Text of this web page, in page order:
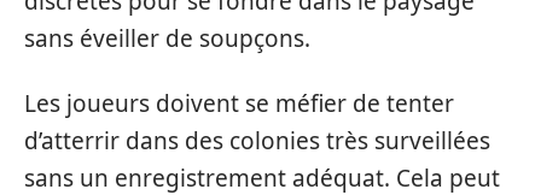
sans éveiller de soupçons.
Les joueurs doivent se méfier de tenter
d’atterrir dans des colonies très surveillées
sans un enregistrement adéquat. Cela peut